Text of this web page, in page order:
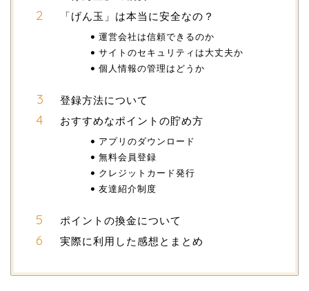
「げん玉」は本当に安全なの？
運営会社は信頼できるのか
サイトのセキュリティは大丈夫か
個人情報の管理はどうか
登録方法について
おすすめなポイントの貯め方
アプリのダウンロード
無料会員登録
クレジットカード発行
友達紹介制度
ポイントの換金について
実際に利用した感想とまとめ